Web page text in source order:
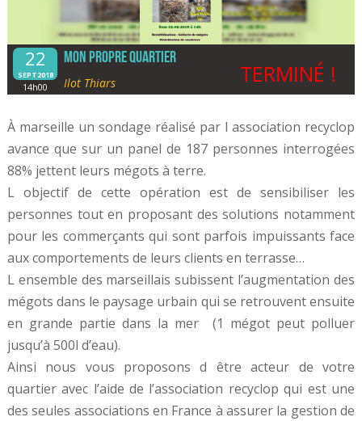
22
SEPT2018
14h00
Mon Propre Quartier
TERMINÉ !
Ilot Thiars
À marseille un sondage réalisé par l association recyclop
avance que sur un panel de 187 personnes interrogées
88% jettent leurs mégots à terre.
L objectif de cette opération est de sensibiliser les
personnes tout en proposant des solutions notamment
pour les commerçants qui sont parfois impuissants face
aux comportements de leurs clients en terrasse…
L ensemble des marseillais subissent l’augmentation des
mégots dans le paysage urbain qui se retrouvent ensuite
en grande partie dans la mer (1 mégot peut polluer
jusqu’à 500l d’eau).
Ainsi nous vous proposons d être acteur de votre
quartier avec l’aide de l’association recyclop qui est une
des seules associations en France à assurer la gestion de